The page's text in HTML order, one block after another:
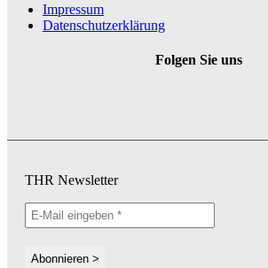
Impressum
Datenschutzerklärung
Folgen Sie uns
THR Newsletter